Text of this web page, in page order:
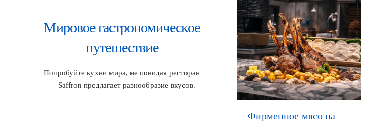
Мировое гастрономическое
путешествие
Попробуйте кухни мира, не покидая ресторан
— Saffron предлагает разнообразие вкусов.
Фирменное мясо на